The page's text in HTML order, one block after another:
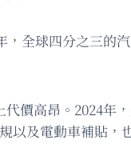
全球四分之三的
價高昂。2024年
以及電動車補貼，